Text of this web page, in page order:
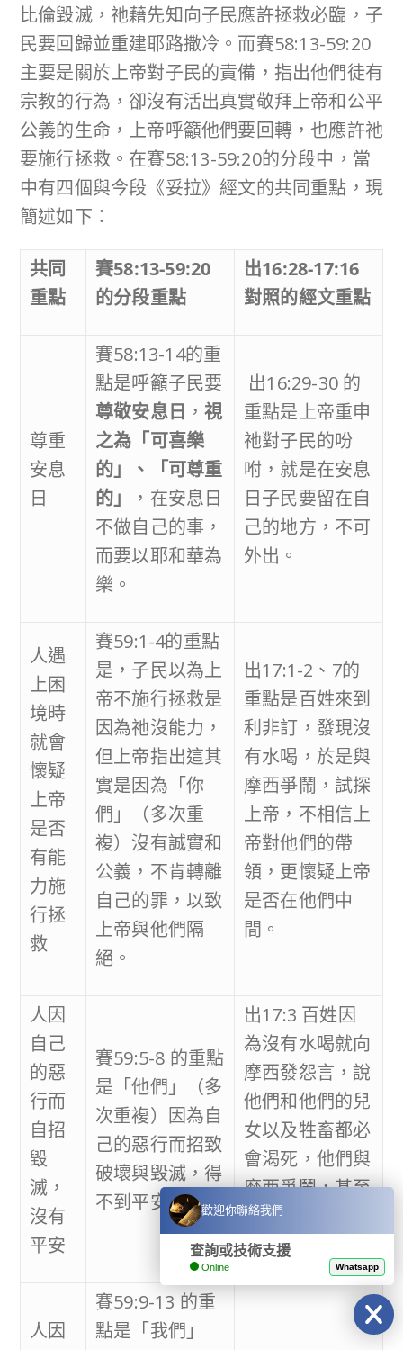
比倫毀滅，祂藉先知向子民應許拯救必臨，子
民要回歸並重建耶路撒冷。而賽58:13-59:20
主要是關於上帝對子民的責備，指出他們徒有
宗教的行為，卻沒有活出真實敬拜上帝和公平
公義的生命，上帝呼籲他們要回轉，也應許祂
要施行拯救。在賽58:13-59:20的分段中，當
中有四個與今段《妥拉》經文的共同重點，現
簡述如下：
共同
重點
賽58:13-59:20
的分段重點
出16:28-17:16
對照的經文重點
尊重
安息
日
賽58:13-14的重
點是呼籲子民要
尊敬安息日 ，視
之為「可喜樂
的」
、
「可尊重
的」
，在安息日
不做自己的事，
而要以耶和華為
樂。
出16:29-30 的
重點是上帝重申
祂對子民的吩
咐，就是在安息
日子民要留在自
己的地方，不可
外出。
人遇
上困
境時
就會
懷疑
上帝
是否
有能
力施
行拯
救
賽59:1-4的重點
是，子民以為上
帝不施行拯救是
因為祂沒能力，
但上帝指出這其
實是因為「你
們」（多次重
複）沒有誠實和
公義，不肯轉離
自己的罪，以致
上帝與他們隔
絕。
出17:1-2、7的
重點是百姓來到
利非訂，發現沒
有水喝，於是與
摩西爭鬧，試探
上帝，不相信上
帝對他們的帶
領，更懷疑上帝
是否在他們中
間。
人因
自己
的惡
行而
自招
毀
滅，
沒有
平安
賽59:5-8 的重點
是「他們」（多
次重複）因為自
己的惡行而招致
破壞與毀滅，得
不到平安。
出17:3 百姓因
為沒有水喝就向
摩西發怨言，說
他們和他們的兒
女以及牲畜都必
會渴死，他們與
摩西爭鬧，甚至
想用石頭打死
他。
人因
賽59:9-13 的重
點是「我們」
歡迎你聯絡我們
查詢或技術支援
Online Whatsapp